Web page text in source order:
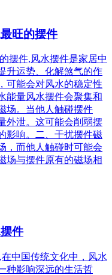
旺的摆件
摆件,风水摆件是家居中
升运势、化解煞气的作
可能会对风水的稳定性
能量风水摆件会聚集和
场。当他人触碰摆件
外泄。这可能会削弱摆
影响。二、干扰摆件磁
，而他人触碰时可能会
场与摆件原有的磁场相
件
中国传统文化中，风水
种影响深远的生活哲